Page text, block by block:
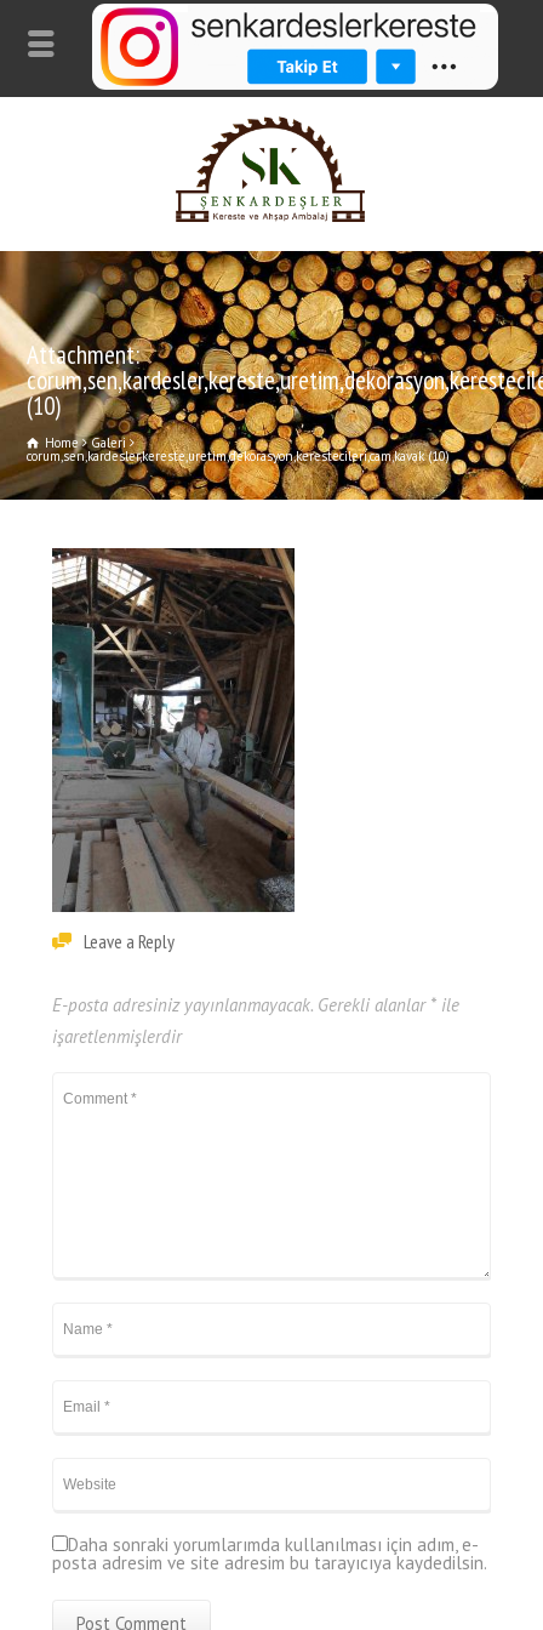
Attachment:
(10)
Home Galeri
corum,sen,kardesler,kereste,uretim,dekorasyon,kerestecileri,cam,kavak (10)
Leave a Reply
E-posta adresiniz yayınlanmayacak. Gerekli alanlar *ile
işaretlenmişlerdir
Daha sonraki yorumlarımda kullanılması için adım, e-
posta adresim ve site adresim bu tarayıcıya kaydedilsin.